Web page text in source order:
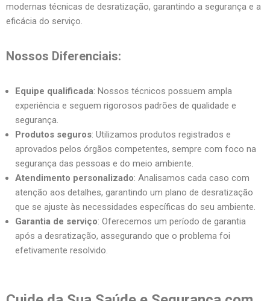
modernas técnicas de desratização, garantindo a segurança e a
eficácia do serviço.
Nossos Diferenciais:
Equipe qualificada: Nossos técnicos possuem ampla
experiência e seguem rigorosos padrões de qualidade e
segurança.
Produtos seguros: Utilizamos produtos registrados e
aprovados pelos órgãos competentes, sempre com foco na
segurança das pessoas e do meio ambiente.
Atendimento personalizado: Analisamos cada caso com
atenção aos detalhes, garantindo um plano de desratização
que se ajuste às necessidades específicas do seu ambiente.
Garantia de serviço: Oferecemos um período de garantia
após a desratização, assegurando que o problema foi
efetivamente resolvido.